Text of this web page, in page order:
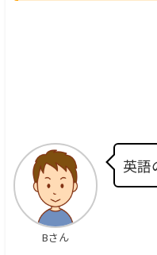
Bさん
英語